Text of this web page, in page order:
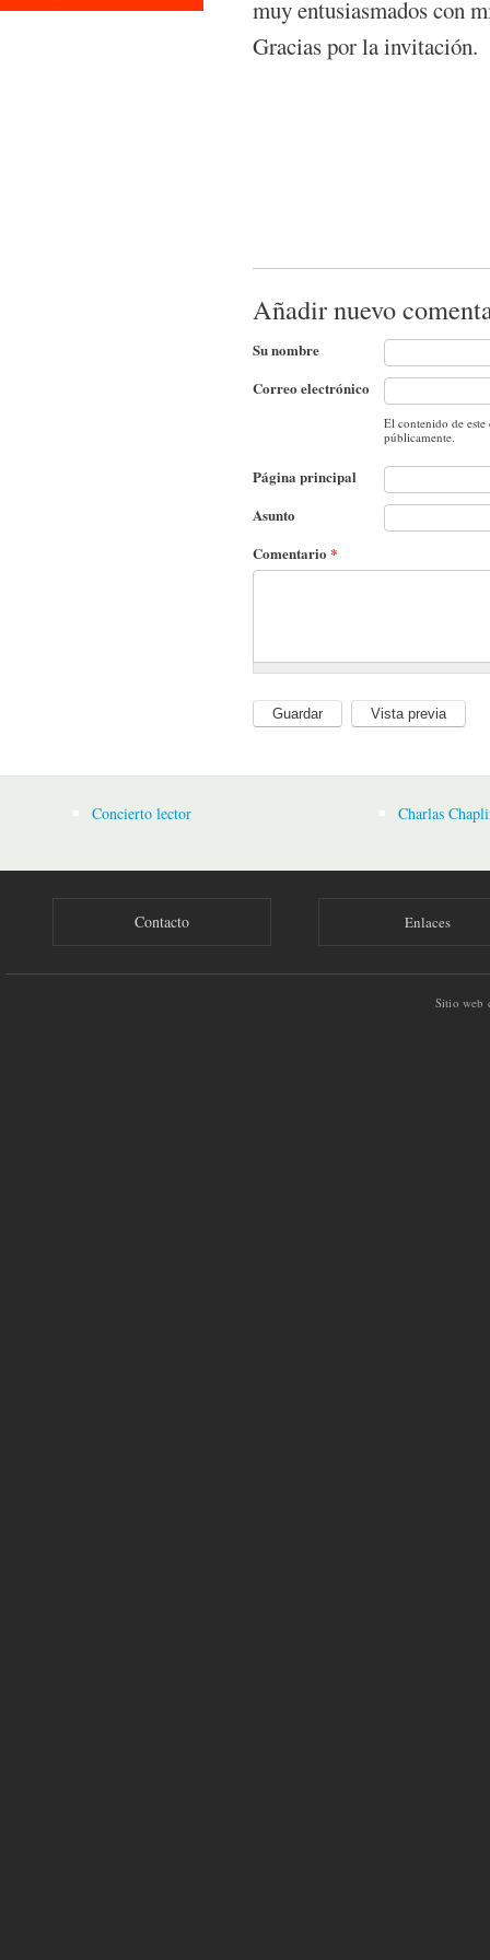
muy entusiasmados con
Gracias por la invitación.
Añadir nuevo
Su nombre
Correo electrónico
El contenido de
públicamente.
Página principal
Asunto
Comentario *
Concierto lector Charlas
Contacto Enlaces
Sitio web